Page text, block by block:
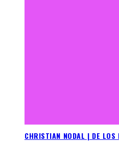
CHRISTIAN NODAL | DE LOS